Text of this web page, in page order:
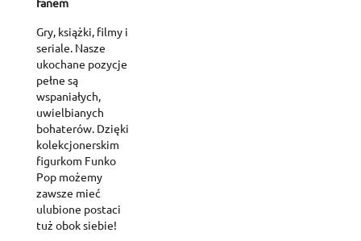
Gry, książki, filmy i
seriale. Nasze
ukochane pozycje
pełne są
wspaniałych,
uwielbianych
bohaterów. Dzięki
kolekcjonerskim
figurkom Funko
Pop możemy
zawsze mieć
ulubione postaci
tuż obok siebie!